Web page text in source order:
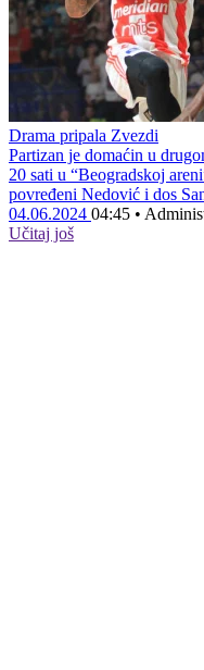
Drama pripala Zvezdi
Partizan je domaćin u
20 sati u “Beogradskoj
povređeni Nedović i dos
04.06.2024 04:45 •
Učitaj još